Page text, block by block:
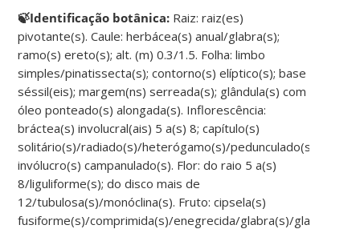
🍃Identificação botânica: Raiz: raiz(es)
pivotante(s). Caule: herbácea(s) anual/glabra(s);
ramo(s) ereto(s); alt. (m) 0.3/1.5. Folha: limbo
simples/pinatissecta(s); contorno(s) elíptico(s); base
séssil(eis); margem(ns) serreada(s); glândula(s) com
óleo ponteado(s) alongada(s). Inflorescência:
bráctea(s) involucral(ais) 5 a(s) 8; capítulo(s)
solitário(s)/radiado(s)/heterógamo(s)/pedunculado(s);
invólucro(s) campanulado(s). Flor: do raio 5 a(s)
8/liguliforme(s); do disco mais de
12/tubulosa(s)/monóclina(s). Fruto: cipsela(s)
fusiforme(s)/comprimida(s)/enegrecida/glabra(s)/